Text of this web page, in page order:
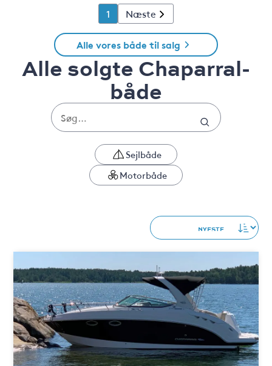
1 Næste
Alle vores både til salg
Alle solgte Chaparral-
både
Sejlbåde
Motorbåde